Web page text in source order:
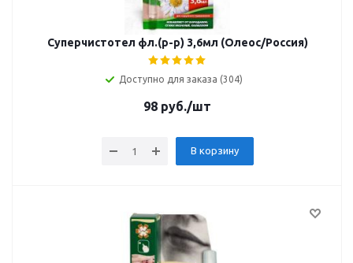
Суперчистотел фл.(р-р) 3,6мл (Олеос/Россия)
Доступно для заказа (304)
98 руб./шт
В корзину